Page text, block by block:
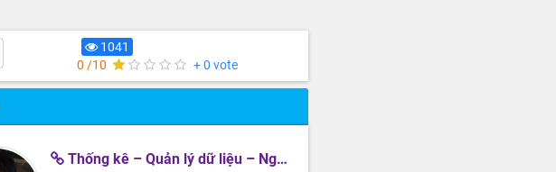
1041
0 /10
+ 0 vote
Thống kê – Quản lý dữ liệu – Nghiệp vụ văn phòng